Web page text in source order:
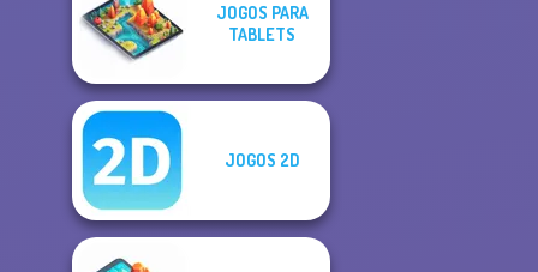
JOGOS PARA
TABLETS
JOGOS 2D